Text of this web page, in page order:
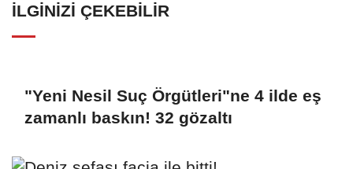
İLGINIZI ÇEKEBILIR
"Yeni Nesil Suç Örgütleri"ne 4 ilde eş
zamanlı baskın! 32 gözaltı